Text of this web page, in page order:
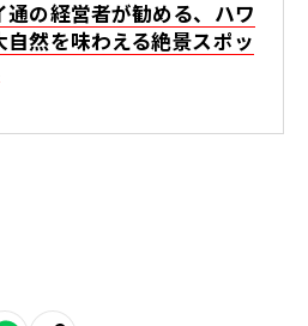
通の経営者が勧める、ハワ
自然を味わえる絶景スポッ